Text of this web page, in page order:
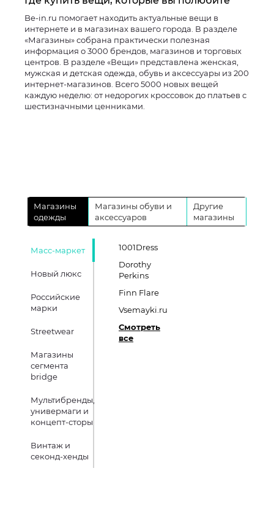
Be-in.ru помогает находить актуальные вещи в
интернете и в магазинах вашего города. В разделе
«Магазины» собрана практически полезная
информация о 3000 брендов, магазинов и торговых
центров. В разделе «Вещи» представлена женская,
мужская и детская одежда, обувь и аксессуары из 200
интернет-магазинов. Всего 5000 новых вещей
каждую неделю: от недорогих кроссовок до платьев с
шестизначными ценниками.
Магазины
одежды
Магазины обуви и
аксессуаров
Другие
магазины
Масс-маркет
Новый люкс
Российские
марки
Streetwear
Магазины
сегмента
bridge
Мультибренды,
универмаги и
концепт-сторы
Винтаж и
секонд-хенды
1001Dress
Dorothy
Perkins
Finn Flare
Vsemayki.ru
Смотреть
все